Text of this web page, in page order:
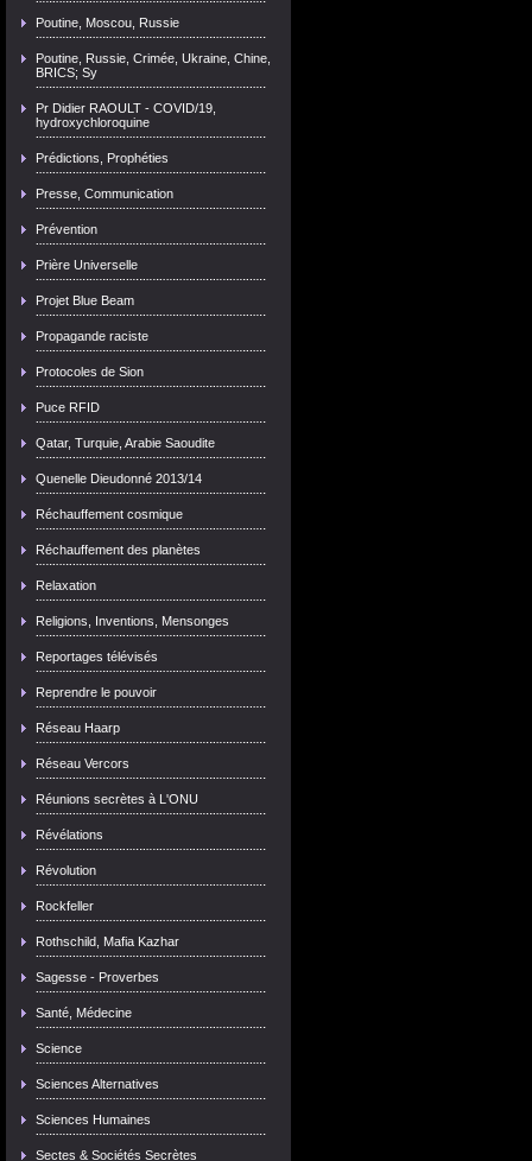
Poutine, Moscou, Russie
Poutine, Russie, Crimée, Ukraine, Chine,
BRICS; Sy
Pr Didier RAOULT - COVID/19,
hydroxychloroquine
Prédictions, Prophéties
Presse, Communication
Prévention
Prière Universelle
Projet Blue Beam
Propagande raciste
Protocoles de Sion
Puce RFID
Qatar, Turquie, Arabie Saoudite
Quenelle Dieudonné 2013/14
Réchauffement cosmique
Réchauffement des planètes
Relaxation
Religions, Inventions, Mensonges
Reportages télévisés
Reprendre le pouvoir
Réseau Haarp
Réseau Vercors
Réunions secrètes à L'ONU
Révélations
Révolution
Rockfeller
Rothschild, Mafia Kazhar
Sagesse - Proverbes
Santé, Médecine
Science
Sciences Alternatives
Sciences Humaines
Sectes & Sociétés Secrètes